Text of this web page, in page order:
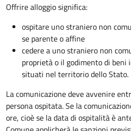
Offrire alloggio significa:
ospitare uno straniero non
se parente o affine
cedere a uno straniero non
proprietà o il godimento di
situati nel territorio dello Stato.
La comunicazione deve avvenire
persona ospitata. Se la
ore, cioè se la data di ospitalità è